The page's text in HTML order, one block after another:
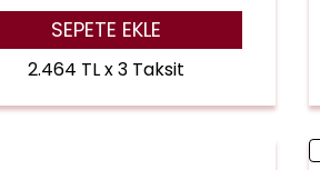
SEPETE EKLE
2.464 TL x 3 Taksit